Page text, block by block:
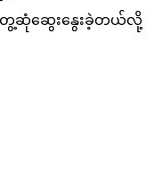
င့် တွေ့ဆုံဆွေးနွေးခဲ့တယ်လို့